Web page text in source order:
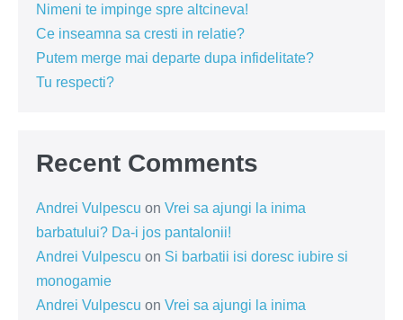
Nimeni te impinge spre altcineva!
Ce inseamna sa cresti in relatie?
Putem merge mai departe dupa infidelitate?
Tu respecti?
Recent Comments
Andrei Vulpescu on Vrei sa ajungi la inima
barbatului? Da-i jos pantalonii!
Andrei Vulpescu on Si barbatii isi doresc iubire si
monogamie
Andrei Vulpescu on Vrei sa ajungi la inima